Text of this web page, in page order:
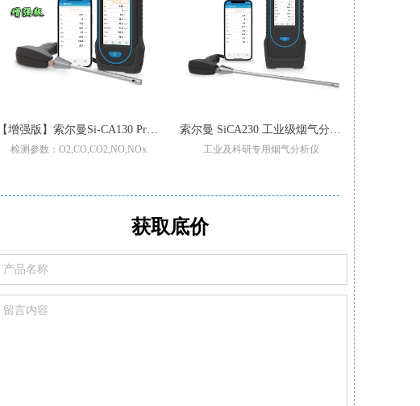
【增强版】索尔曼Si-CA130 Pro 烟气分析仪
检测参数：O2,CO,CO2,NO,NOx
标配2或3组气体传感器O2,CO,和Low NO/Low NOx
可现场更换的预校准智能型传感器
可设置停止气泵，保护CO传感器中毒
索尔曼 SiCA230 工业级烟气分析仪
工业及科研专用烟气分析仪
CO自动稀释和保护量程:50000ppm
满足高精度氮氧化物/二氧化硫测量
获取底价